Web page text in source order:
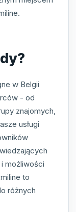
w Belgii
- od
znajomych,
usługi
możliwości
to
różnych